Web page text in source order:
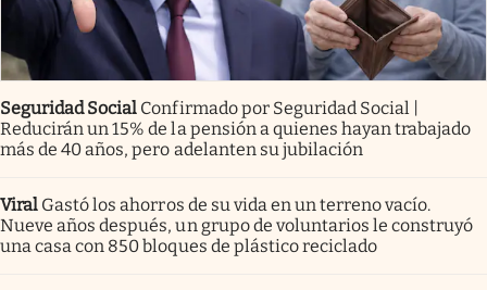
Seguridad Social Confirmado por Seguridad Social |
Reducirán un 15% de la pensión a quienes hayan trabajado
más de 40 años, pero adelanten su jubilación
Viral Gastó los ahorros de su vida en un terreno vacío.
Nueve años después, un grupo de voluntarios le construyó
una casa con 850 bloques de plástico reciclado